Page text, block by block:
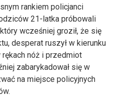
rankiem policjanci
21-latka próbowali
wcześniej groził, że się
desperat ruszył w kierunku
nóż i przedmiot
zabarykadował się w
na miejsce policyjnych